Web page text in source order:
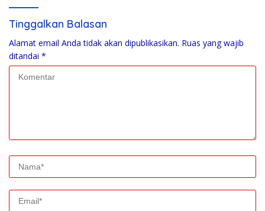
Tinggalkan Balasan
Alamat email Anda tidak akan dipublikasikan. Ruas yang wajib
ditandai *